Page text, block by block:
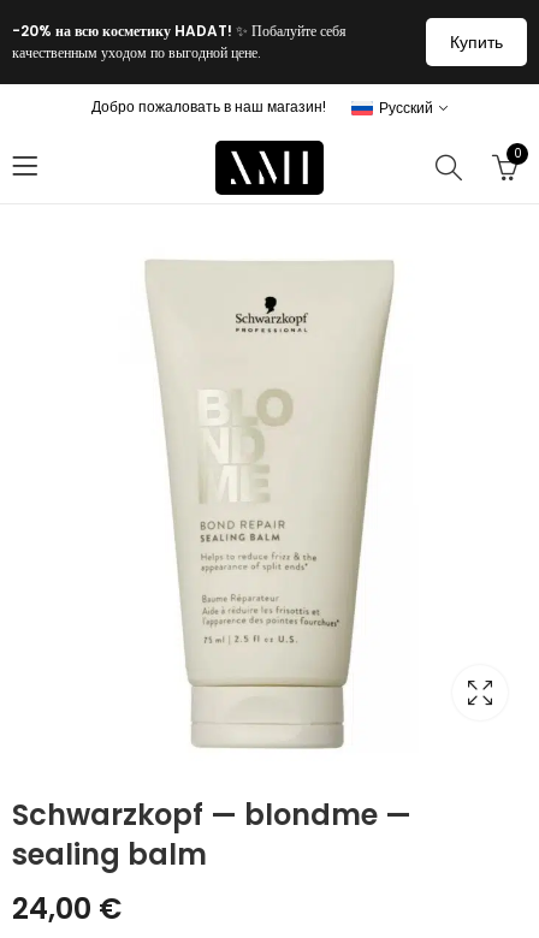
-20% на всю косметику HADAT! ✨ Побалуйте себя
качественным уходом по выгодной цене.
Купить
Добро пожаловать в наш магазин! Русский
0
Schwarzkopf — blondme —
sealing balm
24,00 €